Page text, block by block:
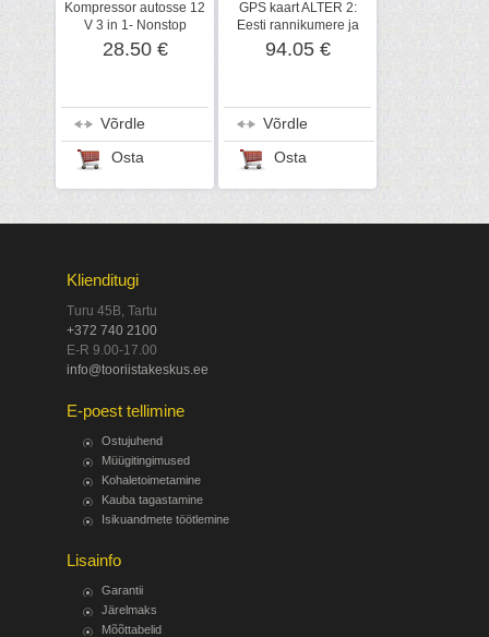
Kompressor autosse 12
V 3 in 1- Nonstop
28.50 €
Võrdle
Osta
GPS kaart ALTER 2:
Eesti rannikumere ja
sisevete detailkaart
94.05 €
Võrdle
Osta
Klienditugi
Turu 45B, Tartu
+372 740 2100
E-R 9.00-17.00
info@tooriistakeskus.ee
E-poest tellimine
Ostujuhend
Müügitingimused
Kohaletoimetamine
Kauba tagastamine
Isikuandmete töötlemine
Lisainfo
Garantii
Järelmaks
Mõõttabelid